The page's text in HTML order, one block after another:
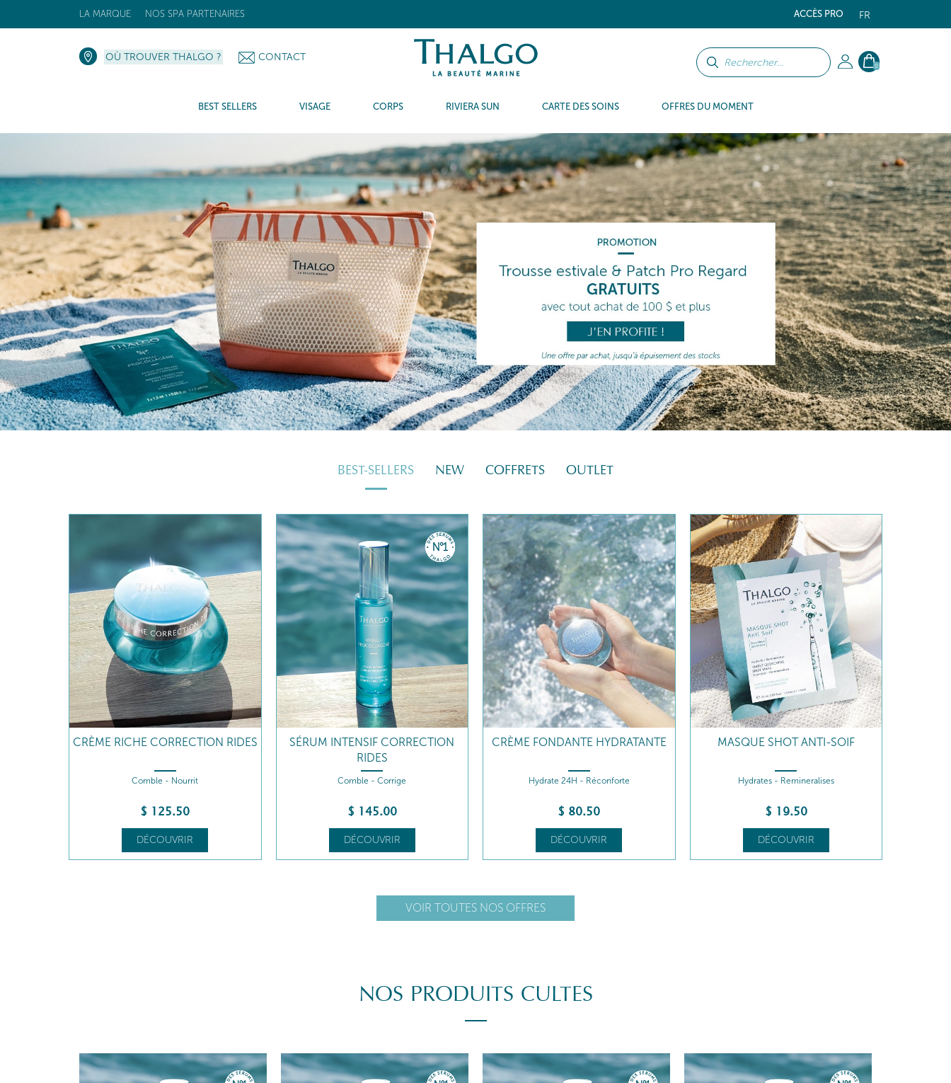
FR
ACCÈS PRO
LA MARQUE NOS SPA PARTENAIRES
0
OÙ TROUVER THALGO ? CONTACT
BEST SELLERS VISAGE CORPS RIVIERA SUN CARTE DES SOINS OFFRES DU MOMENT
BEST-SELLERS NEW COFFRETS OUTLET
CRÈME RICHE CORRECTION RIDES
Comble - Nourrit
$ 125.50
DÉCOUVRIR
SÉRUM INTENSIF CORRECTION
RIDES
Comble - Corrige
$ 145.00
DÉCOUVRIR
CRÈME FONDANTE HYDRATANTE
Hydrate 24H - Réconforte
$ 80.50
DÉCOUVRIR
MASQUE SHOT ANTI-SOIF
Hydrates - Remineralises
$ 19.50
DÉCOUVRIR
VOIR TOUTES NOS OFFRES
NOS PRODUITS CULTES